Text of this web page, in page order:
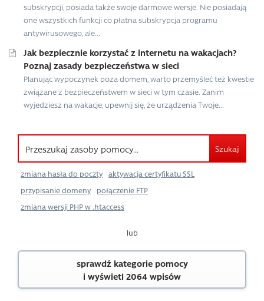
subskrypcji, posiada także swoje darmowe wersje. Nie posiadają
one wszystkich funkcji co płatna subskrypcja programu
antywirusowego, ale...
Jak bezpiecznie korzystać z internetu na wakacjach?
Poznaj zasady bezpieczeństwa w sieci
Planując wypoczynek poza domem, warto przemyśleć też kwestie
związane z bezpieczeństwem w sieci w tym czasie. Zanim
wyjedziesz na wakacje, upewnij się, że urządzenia Twoje...
Szukaj
zmiana hasła do poczty
aktywacja certyfikatu SSL
przypisanie domeny
połączenie FTP
zmiana wersji PHP w .htaccess
lub
sprawdź kategorie pomocy
i wyświetl 2064 wpisów